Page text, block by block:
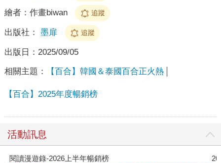
繪者： 作畫biwan 追蹤
出版社： 墨扉 追蹤
出版日： 2025/09/05
相關主題： 【百合】韓國＆泰國百合正火熱
【百合】2025年度暢銷榜
活動訊息
閱讀漫遊錄-2026上半年暢銷榜